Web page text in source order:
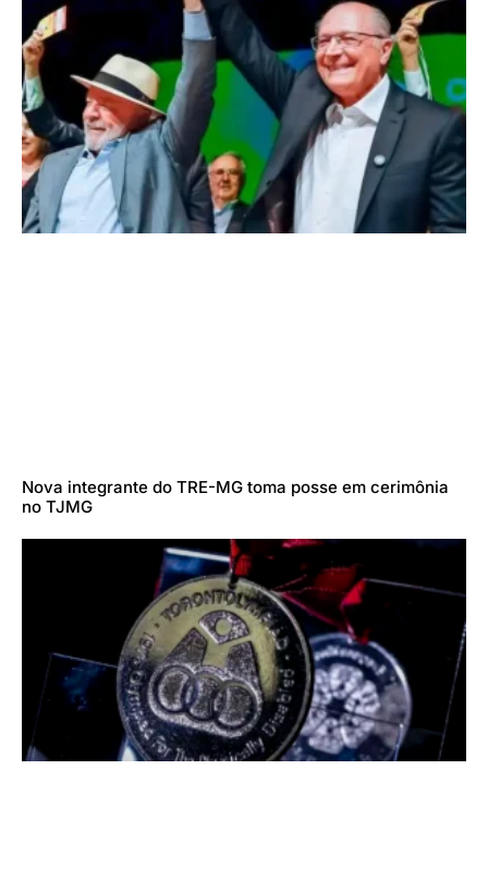
Nova integrante do TRE-MG toma posse em cerimônia
no TJMG